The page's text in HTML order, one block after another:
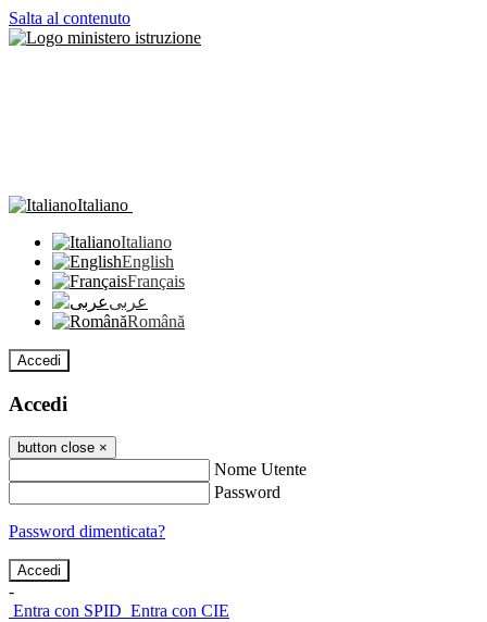
Salta al contenuto
Italiano
Italiano
English
Français
عربى
Română
Accedi
Accedi
button close ×
Nome Utente
Password
Password dimenticata?
-
Entra con SPID Entra con CIE